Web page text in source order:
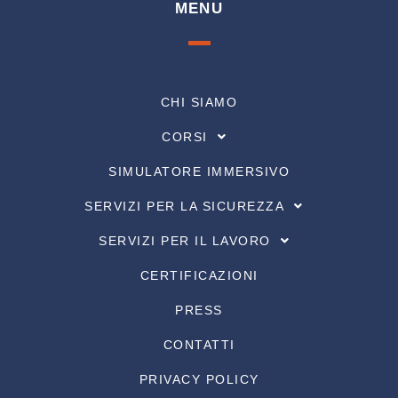
MENU
CHI SIAMO
CORSI
SIMULATORE IMMERSIVO
SERVIZI PER LA SICUREZZA
SERVIZI PER IL LAVORO
CERTIFICAZIONI
PRESS
CONTATTI
PRIVACY POLICY